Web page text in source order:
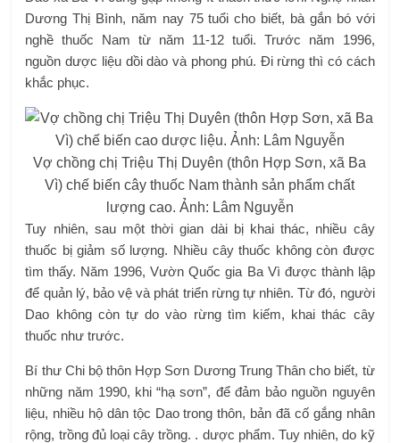
Dương Thị Bình, năm nay 75 tuổi cho biết, bà gắn bó với
nghề thuốc Nam từ năm 11-12 tuổi. Trước năm 1996,
nguồn dược liệu dồi dào và phong phú. Đi rừng thì có cách
khắc phục.
Vợ chồng chị Triệu Thị Duyên (thôn Hợp Sơn, xã Ba
Vì) chế biến cây thuốc Nam thành sản phẩm chất
lượng cao. Ảnh: Lâm Nguyễn
Tuy nhiên, sau một thời gian dài bị khai thác, nhiều cây
thuốc bị giảm số lượng. Nhiều cây thuốc không còn được
tìm thấy. Năm 1996, Vườn Quốc gia Ba Vì được thành lập
để quản lý, bảo vệ và phát triển rừng tự nhiên. Từ đó, người
Dao không còn tự do vào rừng tìm kiếm, khai thác cây
thuốc như trước.
Bí thư Chi bộ thôn Hợp Sơn Dương Trung Thân cho biết, từ
những năm 1990, khi “hạ sơn”, để đảm bảo nguồn nguyên
liệu, nhiều hộ dân tộc Dao trong thôn, bản đã cố gắng nhân
rộng, trồng đủ loại cây trồng. . dược phẩm. Tuy nhiên, do kỹ